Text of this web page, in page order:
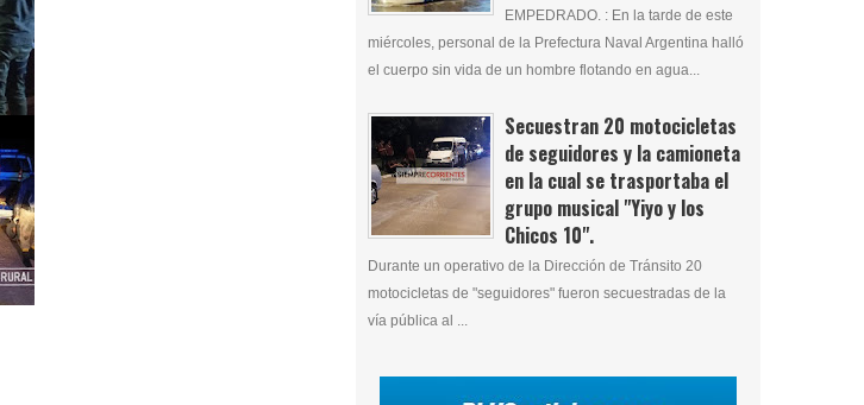
EMPEDRADO. : En la tarde de este
miércoles, personal de la Prefectura Naval Argentina halló
el cuerpo sin vida de un hombre flotando en agua...
Secuestran 20 motocicletas
de seguidores y la camioneta
en la cual se trasportaba el
grupo musical "Yiyo y los
Chicos 10".
Durante un operativo de la Dirección de Tránsito 20
motocicletas de "seguidores" fueron secuestradas de la
vía pública al ...